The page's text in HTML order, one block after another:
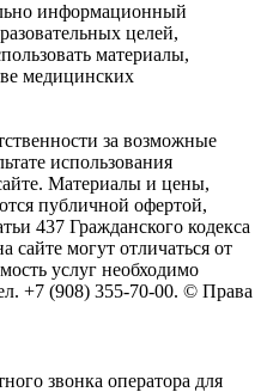
информационный
целей,
материалы,
медицинских
за возможные
использования
Материалы и цены,
публичной офертой,
437 Гражданского кодекса
могут отличаться от
услуг необходимо
+7 (908) 355-70-00. © Права
звонка оператора для